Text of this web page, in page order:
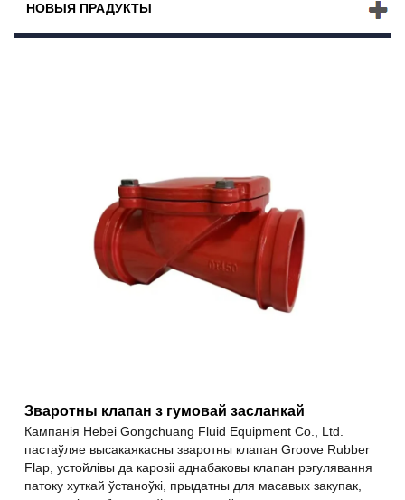
НОВЫЯ ПРАДУКТЫ
Зваротны клапан з гумовай засланкай
Кампанія Hebei Gongchuang Fluid Equipment Co., Ltd.
пастаўляе высакаякасны зваротны клапан Groove Rubber
Flap, устойлівы да карозіі аднабаковы клапан рэгулявання
патоку хуткай ўстаноўкі, прыдатны для масавых закупак,